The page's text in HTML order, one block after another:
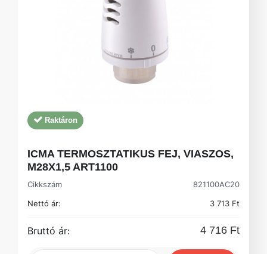
Raktáron
ICMA TERMOSZTATIKUS FEJ, VIASZOS,
M28X1,5 ART1100
Cikkszám
821100AC20
Nettó ár:
3 713 Ft
Bruttó ár: 4 716 Ft